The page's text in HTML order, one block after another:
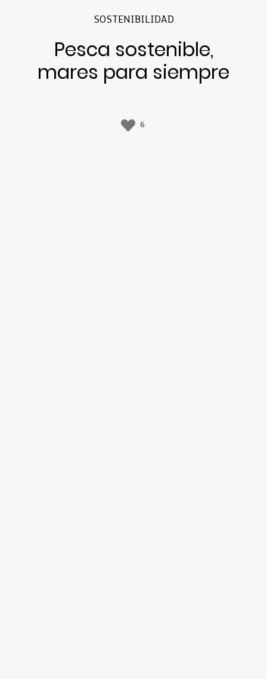
SOSTENIBILIDAD
Pesca sostenible,
mares para siempre
6